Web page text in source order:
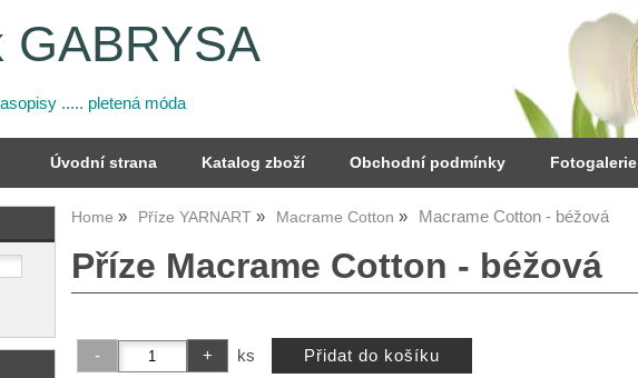
GABRYSA
..... pletená móda
Úvodní strana Katalog zboží Obchodní podmínky Fotogalerie
Home Příze YARNART Macrame Cotton Macrame Cotton - béžová
Příze Macrame Cotton - béžová
ks